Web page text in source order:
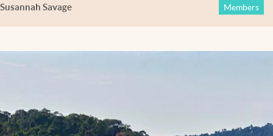
Susannah Savage Members